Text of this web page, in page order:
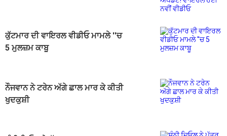
ਕੁੱਟਮਾਰ ਦੀ ਵਾਇਰਲ ਵੀਡੀਓ ਮਾਮਲੇ ''ਚ
5 ਮੁਲਜ਼ਮ ਕਾਬੂ
ਨੌਜਵਾਨ ਨੇ ਟਰੇਨ ਅੱਗੇ ਛਾਲ ਮਾਰ ਕੇ ਕੀਤੀ
ਖੁਦਕੁਸ਼ੀ